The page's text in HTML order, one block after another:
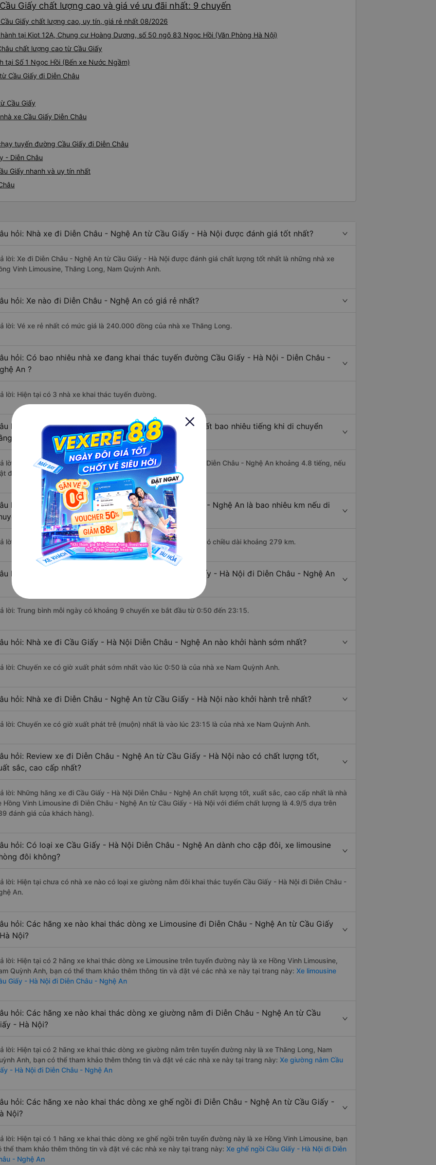
Giấy chất lượng cao và giá vé ưu đãi nhất: 9 chuyến
Giấy chất lượng cao, uy tín, giá rẻ nhất 08/2026
tại Kiot 12A, Chung cư Hoàng Dương, số 50 ngõ 83 Ngọc Hồi (Văn Phòng Hà Nội)
chất lượng cao từ Cầu Giấy
tại Số 1 Ngọc Hồi (Bến xe Nước Ngầm)
Cầu Giấy đi Diễn Châu
Cầu Giấy
xe Cầu Giấy Diễn Châu
tuyến đường Cầu Giấy đi Diễn Châu
- Diễn Châu
Giấy nhanh và uy tín nhất
hỏi: Nhà xe đi Diễn Châu - Nghệ An từ Cầu Giấy - Hà Nội được đánh giá tốt nhất?
lời: Xe đi Diễn Châu - Nghệ An từ Cầu Giấy - Hà Nội được đánh giá chất lượng tốt nhất là những nhà xe
Vinh Limousine, Thăng Long, Nam Quỳnh Anh.
hỏi: Xe nào đi Diễn Châu - Nghệ An có giá rẻ nhất?
lời: Vé xe rẻ nhất có mức giá là 240.000 đồng của nhà xe Thăng Long.
hỏi: Có bao nhiêu nhà xe đang khai thác tuyến đường Cầu Giấy - Hà Nội - Diễn Châu -
An ?
lời: Hiện tại có 3 nhà xe khai thác tuyến đường.
hỏi: Từ Cầu Giấy - Hà Nội đi Diễn Châu - Nghệ An mất bao nhiêu tiếng khi di chuyển
xe khách?
lời: Thời gian di chuyển bằng xe khách từ Cầu Giấy - Hà Nội đi Diễn Châu - Nghệ An khoảng 4.8 tiếng, nếu
độ giao thông thuận lợi.
hỏi: Khoảng cách từ Cầu Giấy - Hà Nội đi Diễn Châu - Nghệ An là bao nhiêu km nếu di
bằng xe khách?
lời: Đoạn đường đi Diễn Châu - Nghệ An từ Cầu Giấy - Hà Nội có chiều dài khoảng 279 km.
hỏi: Mỗi ngày có bao nhiêu chuyến xe khách Cầu Giấy - Hà Nội đi Diễn Châu - Nghệ An
lời: Trung bình mỗi ngày có khoảng 9 chuyến xe bắt đầu từ 0:50 đến 23:15.
hỏi: Nhà xe đi Cầu Giấy - Hà Nội Diễn Châu - Nghệ An nào khởi hành sớm nhất?
lời: Chuyến xe có giờ xuất phát sớm nhất vào lúc 0:50 là của nhà xe Nam Quỳnh Anh.
hỏi: Nhà xe đi Diễn Châu - Nghệ An từ Cầu Giấy - Hà Nội nào khởi hành trễ nhất?
lời: Chuyến xe có giờ xuất phát trễ (muộn) nhất là vào lúc 23:15 là của nhà xe Nam Quỳnh Anh.
hỏi: Review xe đi Diễn Châu - Nghệ An từ Cầu Giấy - Hà Nội nào có chất lượng tốt,
sắc, cao cấp nhất?
lời: Những hãng xe đi Cầu Giấy - Hà Nội Diễn Châu - Nghệ An chất lượng tốt, xuất sắc, cao cấp nhất là nhà
Hồng Vinh Limousine đi Diễn Châu - Nghệ An từ Cầu Giấy - Hà Nội với điểm chất lượng là 4.9/5 dựa trên
đánh giá của khách hàng).
hỏi: Có loại xe Cầu Giấy - Hà Nội Diễn Châu - Nghệ An dành cho cặp đôi, xe limousine
đôi không?
lời: Hiện tại chưa có nhà xe nào có loại xe giường nằm đôi khai thác tuyến Cầu Giấy - Hà Nội đi Diễn Châu -
An.
hỏi: Các hãng xe nào khai thác dòng xe Limousine đi Diễn Châu - Nghệ An từ Cầu Giấy
Nội?
lời: Hiện tại có 2 hãng xe khai thác dòng xe Limousine trên tuyến đường này là xe Hồng Vinh Limousine,
Quỳnh Anh, bạn có thể tham khảo thêm thông tin và đặt vé các nhà xe này tại trang này: Xe limousine
Giấy - Hà Nội đi Diễn Châu - Nghệ An
hỏi: Các hãng xe nào khai thác dòng xe giường nằm đi Diễn Châu - Nghệ An từ Cầu
- Hà Nội?
lời: Hiện tại có 2 hãng xe khai thác dòng xe giường nằm trên tuyến đường này là xe Thăng Long, Nam
Anh, bạn có thể tham khảo thêm thông tin và đặt vé các nhà xe này tại trang này: Xe giường nằm Cầu
- Hà Nội đi Diễn Châu - Nghệ An
hỏi: Các hãng xe nào khai thác dòng xe ghế ngồi đi Diễn Châu - Nghệ An từ Cầu Giấy -
Nội?
lời: Hiện tại có 1 hãng xe khai thác dòng xe ghế ngồi trên tuyến đường này là xe Hồng Vinh Limousine, bạn
thể tham khảo thêm thông tin và đặt vé các nhà xe này tại trang này: Xe ghế ngồi Cầu Giấy - Hà Nội đi Diễn
- Nghệ An